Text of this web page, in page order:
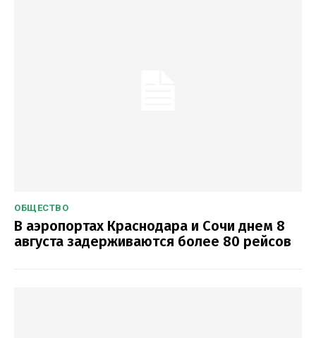
ОБЩЕСТВО
В аэропортах Краснодара и Сочи днем 8
августа задерживаются более 80 рейсов